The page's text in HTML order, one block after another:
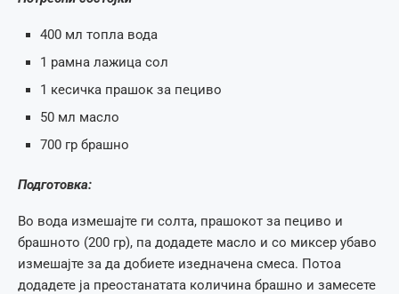
400 мл топла вода
1 рамна лажица сол
1 кесичка прашок за пециво
50 мл масло
700 гр брашно
Подготовка:
Во вода измешајте ги солта, прашокот за пециво и
брашното (200 гр), па додадете масло и со миксер убаво
измешајте за да добиете изедначена смеса. Потоа
додадете ја преостанатата количина брашно и замесете